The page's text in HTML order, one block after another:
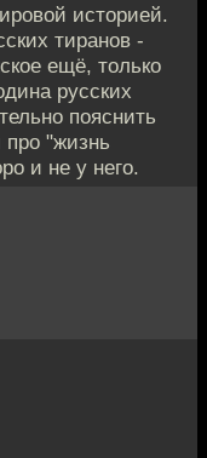
историей.
тиранов -
ещё, только
русских
пояснить
про "жизнь
и не у него.